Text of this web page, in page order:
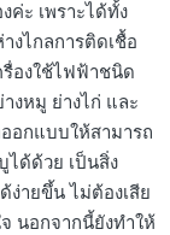
ค่ะ เพราะได้ทั้ง
งไกลการติดเชื้อ
รื่องใช้ไฟฟ้าชนิด
งหมู ย่างไก่ และ
อกแบบให้สามารถ
ด้ด้วย เป็นสิ่ง
ง่ายขึ้น ไม่ต้องเสีย
นอกจากนี้ยังทำให้